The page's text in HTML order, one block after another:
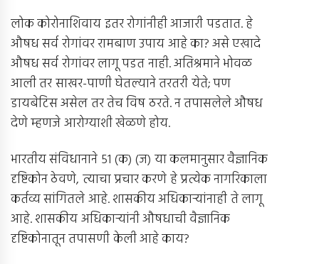
लोक कोरोनाशिवाय इतर रोगांनीही आजारी पडतात. हे
औषध सर्व रोगांवर रामबाण उपाय आहे का? असे एखादे
औषध सर्व रोगांवर लागू पडत नाही. अतिश्रमाने भोवळ
आली तर साखर-पाणी घेतल्याने तरतरी येते; पण
डायबेटिस असेल तर तेच विष ठरते. न तपासलेले औषध
देणे म्हणजे आरोग्याशी खेळणे होय.
भारतीय संविधानाने 51 (क) (ज) या कलमानुसार वैज्ञानिक
दृष्टिकोन ठेवणे, त्याचा प्रचार करणे हे प्रत्येक नागरिकाला
कर्तव्य सांगितले आहे. शासकीय अधिकार्‍यांनाही ते लागू
आहे. शासकीय अधिकार्‍यांनी औषधाची वैज्ञानिक
दृष्टिकोनातून तपासणी केली आहे काय?